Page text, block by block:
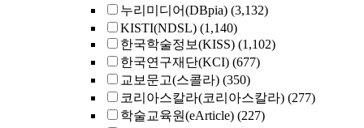
누리미디어(DBpia) (3,132)
KISTI(NDSL) (1,140)
한국학술정보(KISS) (1,102)
한국연구재단(KCI) (677)
교보문고(스콜라) (350)
코리아스칼라(코리아스칼라) (277)
학술교육원(eArticle) (227)